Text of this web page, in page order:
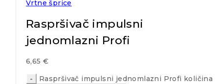
Vrtne šprice
Raspršivač impulsni
jednomlazni Profi
6,65 €
Raspršivač impulsni jednomlazni Profi količina